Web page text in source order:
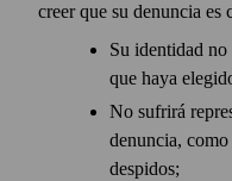
creer que su denuncia es
Su identidad no
que haya
No sufrirá
denuncia, como
despidos;